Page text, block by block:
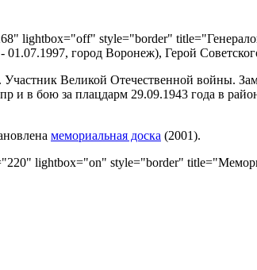
lightbox="off" style="border"
город Воронеж), Герой
Великой Отечественной войны.
и в бою за плацдарм 29.09.1943 года в
мемориальная доска (2001).
lightbox="on" style="border"